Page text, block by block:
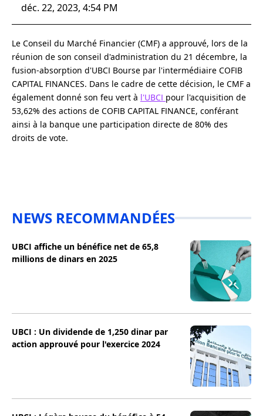
déc. 22, 2023, 4:54 PM
Le Conseil du Marché Financier (CMF) a approuvé, lors de la
réunion de son conseil d'administration du 21 décembre, la
fusion-absorption d'UBCI Bourse par l'intermédiaire COFIB
CAPITAL FINANCES. Dans le cadre de cette décision, le CMF a
également donné son feu vert à l'UBCI pour l'acquisition de
53,62% des actions de COFIB CAPITAL FINANCE, conférant
ainsi à la banque une participation directe de 80% des
droits de vote.
NEWS RECOMMANDÉES
UBCI affiche un bénéfice net de 65,8
millions de dinars en 2025
UBCI : Un dividende de 1,250 dinar par
action approuvé pour l'exercice 2024